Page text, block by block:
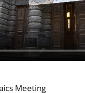
Meeting